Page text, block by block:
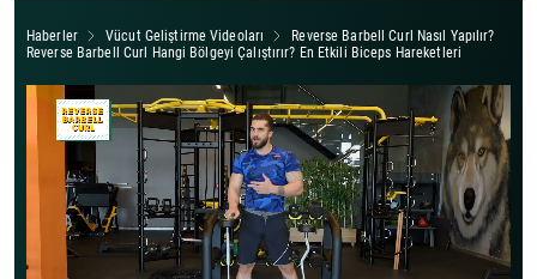
Haberler Vücut Geliştirme Videoları
Reverse Barbell Curl Nasıl Yapılır?
Reverse Barbell Curl Hangi Bölgeyi Çalıştırır? En Etkili Biceps Hareketleri